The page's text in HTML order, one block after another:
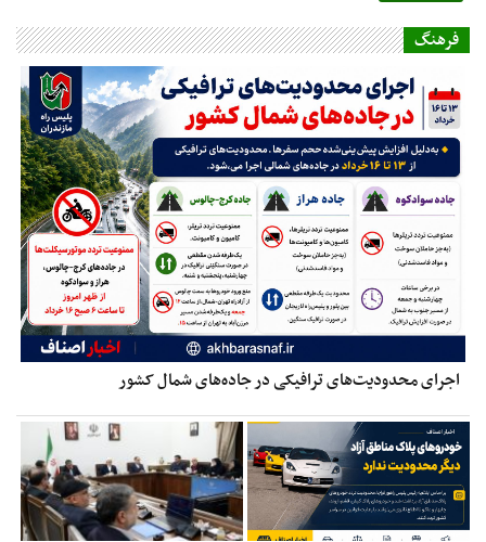
فرهنگ
اجرای محدودیت‌های ترافیکی در جاده‌های شمال کشور